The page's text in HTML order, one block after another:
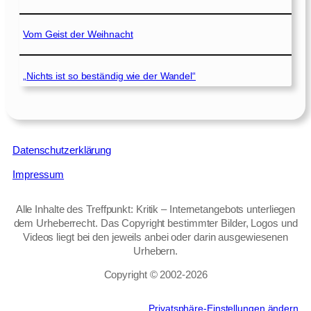
Vom Geist der Weihnacht
„Nichts ist so beständig wie der Wandel“
Datenschutzerklärung
Impressum
Alle Inhalte des Treffpunkt: Kritik – Internetangebots unterliegen
dem Urheberrecht. Das Copyright bestimmter Bilder, Logos und
Videos liegt bei den jeweils anbei oder darin ausgewiesenen
Urhebern.
Copyright © 2002‑2026
Privatsphäre-Einstellungen ändern